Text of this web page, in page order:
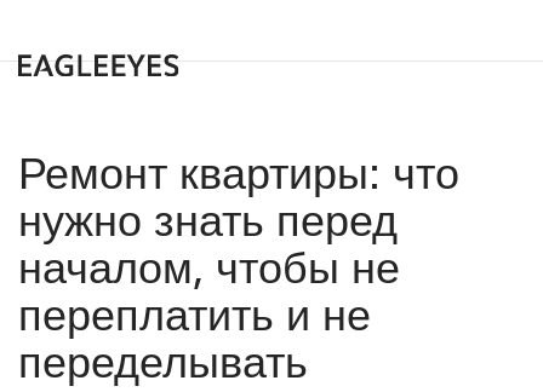
Ремонт квартиры: что
нужно знать перед
началом, чтобы не
переплатить и не
переделывать